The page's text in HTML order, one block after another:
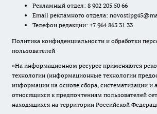
Рекламный отдел: 8 902 205 50 66
Email рекламного отдела:
Телефон редакции: +7 964 863 31 33
Политика конфиденциальности и обработки
пользователей
«На информационном ресурсе применяются
технологии (информационные технологии
информации на основе сбора, систематизации и
относящихся к предпочтениям пользователей
находящихся на территории Российской